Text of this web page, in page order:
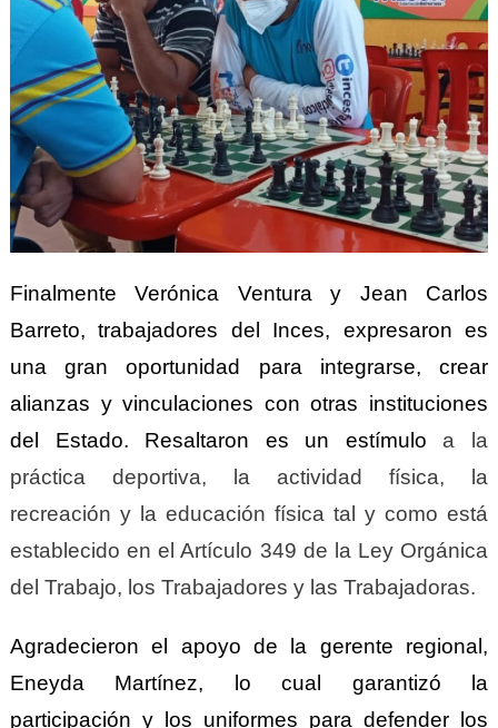
Finalmente Verónica Ventura y Jean Carlos
Barreto, trabajadores del Inces, expresaron es
una gran oportunidad para integrarse, crear
alianzas y vinculaciones con otras instituciones
del Estado. Resaltaron es un estímuloa la
práctica deportiva, la actividad física, la
recreación y la educación física tal y como está
establecido en el Artículo 349 de la Ley Orgánica
del Trabajo, los Trabajadores y las Trabajadoras.
Agradecieron el apoyo de la gerente regional,
Eneyda Martínez, lo cual garantizó la
participación y los uniformes para defender los